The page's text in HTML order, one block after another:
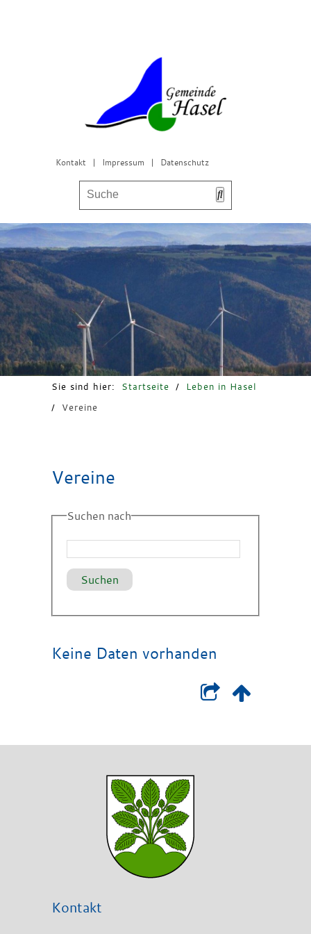
Kontakt | Impressum | Datenschutz
Bürgerservice & Gemeinderat
Leben in Hasel
Freizeit & Tourismus
Sie sind hier: Startseite /
Leben in Hasel
/
Vereine
Vereine
Suchen nach
Keine Daten vorhanden
Kontakt